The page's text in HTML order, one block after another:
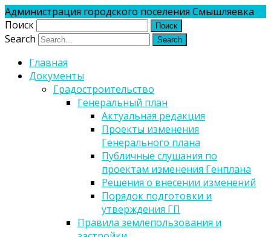
Администрация городского поселения Смышляевка
Поиск
Search
Главная
Документы
Градостроительство
Генеральный план
Актуальная редакция
Проекты изменения
Генерального плана
Публичные слушания по
проектам изменения Генплана
Решения о внесении изменений
Порядок подготовки и
утверждения ГП
Правила землепользования и